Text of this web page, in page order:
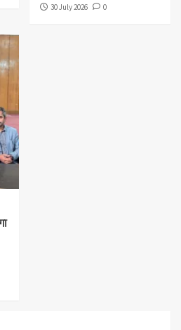
30 July 2026
0